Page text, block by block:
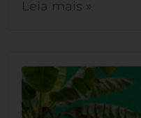
Leia mais »